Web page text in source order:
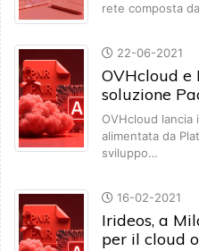
rete composta
22-06-2021
OVHcloud e
soluzione
OVHcloud lancia
alimentata da
sviluppo…
16-02-2021
Irideos, a
per il cloud